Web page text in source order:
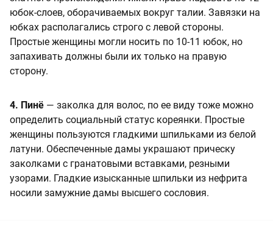
юбок-слоев, оборачива­емых вокруг талии. Завязки на
юб­ках располагались строго с левой стороны.
Простые женщины мог­ли носить по 10-11 юбок, но
запа­хивать должны были их только на правую
сторону.
4. Пинё — заколка для волос, по ее виду тоже можно
определить социальный статус кореянки. Про­стые
женщины пользуются глад­кими шпильками из белой
лату­ни. Обеспеченные дамы украшают прическу
заколками с гранатовы­ми вставками, резными
узорами. Гладкие изысканные шпильки из нефрита
носили замужние дамы высшего сословия.